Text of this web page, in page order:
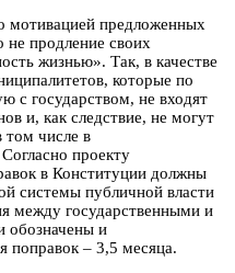
мотивацией предложенных
не продление своих
жизнью». Так, в качестве
которые по
с государством, не входят
и, как следствие, не могут
том числе в
проекту
в Конституции должны
системы публичной власти
между государственными и
обозначены и
поправок – 3,5 месяца.